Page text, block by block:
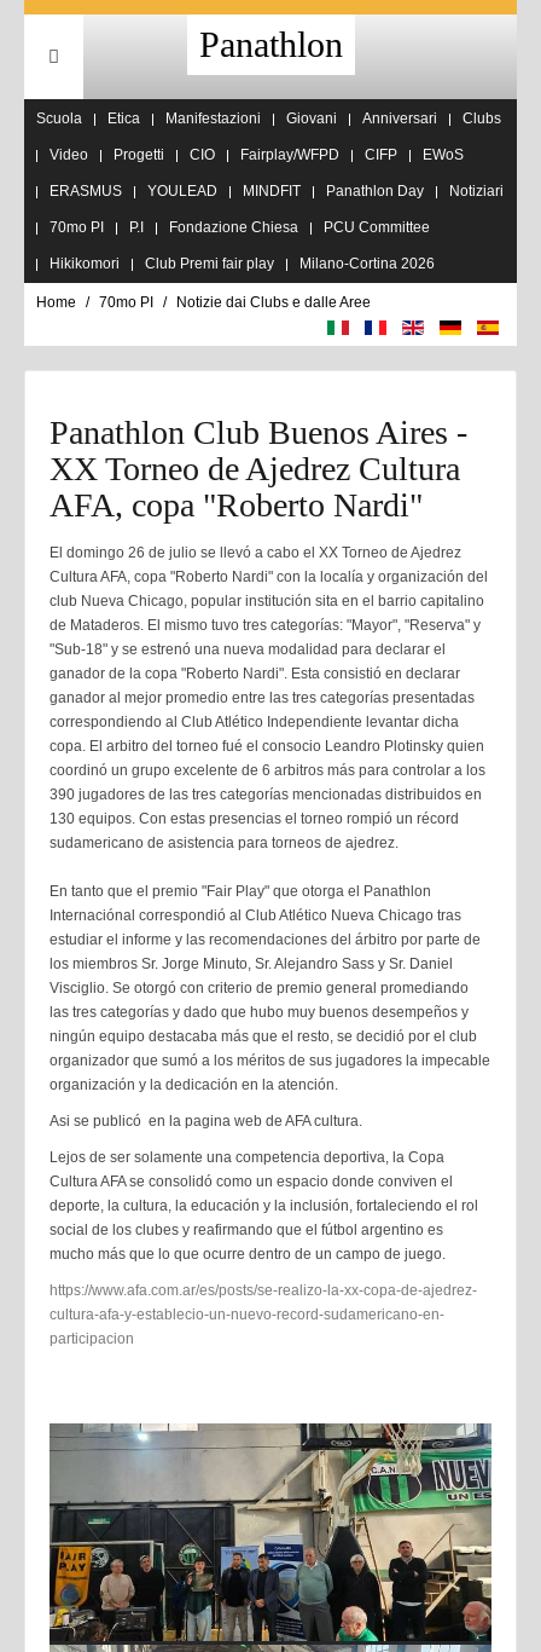
Panathlon
Scuola Etica Manifestazioni Giovani Anniversari Clubs
Video Progetti CIO Fairplay/WFPD CIFP EWoS
ERASMUS YOULEAD MINDFIT Panathlon Day Notiziari
70mo PI P.I Fondazione Chiesa PCU Committee
Hikikomori Club Premi fair play Milano-Cortina 2026
Home 70mo PI Notizie dai Clubs e dalle Aree
Panathlon Club Buenos Aires -
XX Torneo de Ajedrez Cultura
AFA, copa "Roberto Nardi"
El domingo 26 de julio se llevó a cabo el XX Torneo de Ajedrez
Cultura AFA, copa "Roberto Nardi" con la localía y organización del
club Nueva Chicago, popular institución sita en el barrio capitalino
de Mataderos. El mismo tuvo tres categorías: "Mayor", "Reserva" y
"Sub-18" y se estrenó una nueva modalidad para declarar el
ganador de la copa "Roberto Nardi". Esta consistió en declarar
ganador al mejor promedio entre las tres categorías presentadas
correspondiendo al Club Atlético Independiente levantar dicha
copa. El arbitro del torneo fué el consocio Leandro Plotinsky quien
coordinó un grupo excelente de 6 arbitros más para controlar a los
390 jugadores de las tres categorías mencionadas distribuidos en
130 equipos. Con estas presencias el torneo rompió un récord
sudamericano de asistencia para torneos de ajedrez.
En tanto que el premio "Fair Play" que otorga el Panathlon
Internaciónal correspondió al Club Atlético Nueva Chicago tras
estudiar el informe y las recomendaciones del árbitro por parte de
los miembros Sr. Jorge Minuto, Sr. Alejandro Sass y Sr. Daniel
Visciglio. Se otorgó con criterio de premio general promediando
las tres categorías y dado que hubo muy buenos desempeños y
ningún equipo destacaba más que el resto, se decidió por el club
organizador que sumó a los méritos de sus jugadores la impecable
organización y la dedicación en la atención.
Asi se publicó en la pagina web de AFA cultura.
Lejos de ser solamente una competencia deportiva, la Copa
Cultura AFA se consolidó como un espacio donde conviven el
deporte, la cultura, la educación y la inclusión, fortaleciendo el rol
social de los clubes y reafirmando que el fútbol argentino es
mucho más que lo que ocurre dentro de un campo de juego.
https://www.afa.com.ar/es/posts/se-realizo-la-xx-copa-de-ajedrez-
cultura-afa-y-establecio-un-nuevo-record-sudamericano-en-
participacion